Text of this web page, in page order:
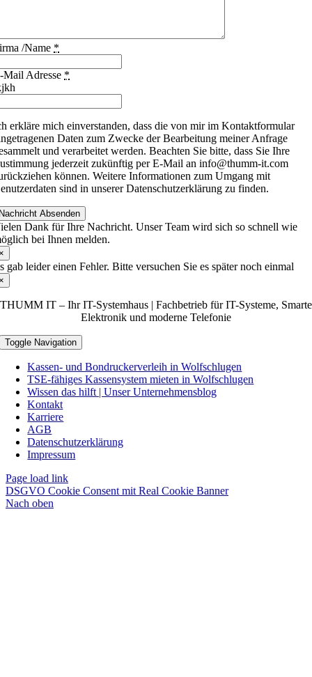
/Name *
Mail Adresse *
erkläre mich einverstanden, dass die von mir im Kontaktformular
Daten zum Zwecke der Bearbeitung meiner Anfrage
und verarbeitet werden. Beachten Sie bitte, dass Sie Ihre
jederzeit zukünftig per E-Mail an info@thumm-it.com
können. Weitere Informationen zum Umgang mit
sind in unserer Datenschutzerklärung zu finden.
Absenden
Dank für Ihre Nachricht. Unser Team wird sich so schnell wie
bei Ihnen melden.
gab leider einen Fehler. Bitte versuchen Sie es später noch einmal
THUMM IT – Ihr IT-Systemhaus | Fachbetrieb für IT-Systeme, Smarte
Elektronik und moderne Telefonie
Toggle Navigation
Kassen- und Bondruckerverleih in Wolfschlugen
TSE‑fähiges Kassensystem mieten in Wolfschlugen
Wissen das hilft | Unser Unternehmensblog
Kontakt
Karriere
AGB
Datenschutzerklärung
Impressum
Page load link
DSGVO Cookie Consent mit Real Cookie Banner
Nach oben